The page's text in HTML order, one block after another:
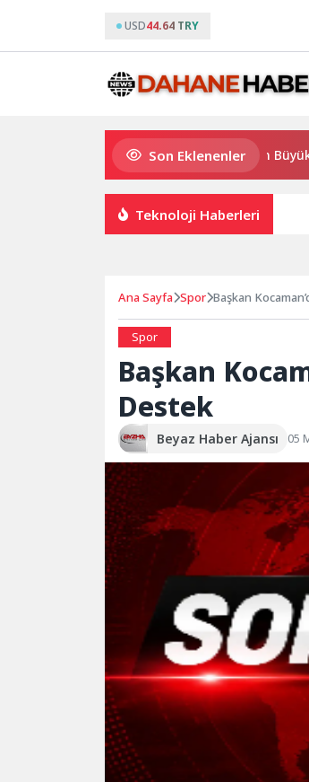
USD44.64 TRY
Son Eklenenler
Süper Enduro’da start Başkan Büyükakın’dan
Teknoloji Haberleri
Ana Sayfa Spor Başkan
Spor
Başkan
Destek
Beyaz Haber Ajansı 05